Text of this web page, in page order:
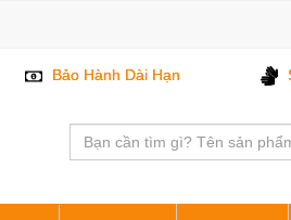
Bảo Hành Dài Hạn